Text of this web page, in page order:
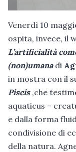
Venerdì 10
ospita, invece, il
L’artificialità
(non)umana di
in mostra con il
Piscis,che
aquaticus –
e dalla forma
condivisione di
della natura.